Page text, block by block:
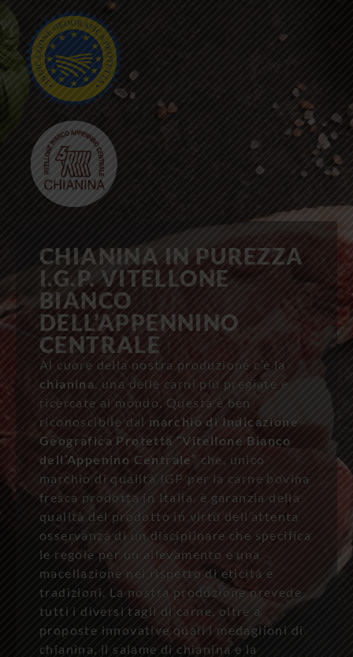
CHIANINA IN PUREZZA
I.G.P. VITELLONE
BIANCO
DELL’APPENNINO
CENTRALE
Al cuore della nostra produzione c’è la
chianina, una delle carni più pregiate e
ricercate al mondo. Questa è ben
riconoscibile dal marchio di Indicazione
Geografica Protetta “Vitellone Bianco
dell’Appenino Centrale” che, unico
marchio di qualità IGP per la carne bovina
fresca prodotta in Italia, è garanzia della
qualità del prodotto in virtù dell’attenta
osservanza di un disciplinare che specifica
le regole per un allevamento e una
macellazione nel rispetto di eticità e
tradizioni. La nostra produzione prevede
tutti i diversi tagli di carne, oltre a
proposte innovative quali i medaglioni di
chianina, il salame di chianina e la